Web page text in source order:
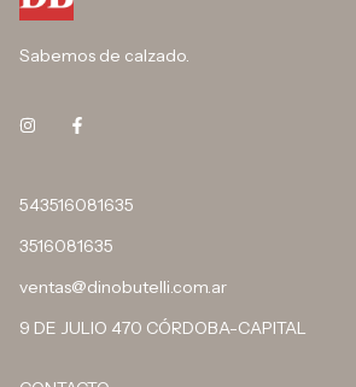
Sabemos de calzado.
543516081635
3516081635
ventas@dinobutelli.com.ar
9 DE JULIO 470 CÓRDOBA-CAPITAL